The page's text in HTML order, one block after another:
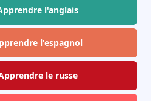
l'anglais
l'espagnol
le russe